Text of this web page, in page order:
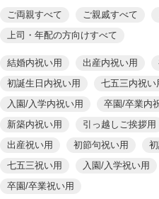
ご両親すべて ご親戚すべて
上司・年配の方向けすべて
結婚内祝い用 出産内祝い用
初誕生日内祝い用
七五三内祝い
入園/入学内祝い用
卒園/卒業内
新築内祝い用
引っ越しご挨拶用
出産祝い用
初節句祝い用
七五三祝い用
入園/入学祝い用
卒園/卒業祝い用